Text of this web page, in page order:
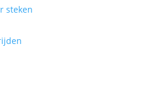
steken